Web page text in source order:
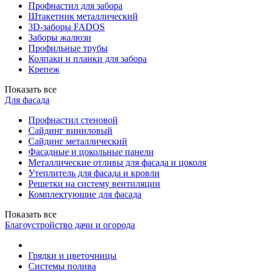
Профнастил для забора
Штакетник металлический
3D-заборы FADOS
Заборы жалюзи
Профильные трубы
Колпаки и планки для забора
Крепеж
Показать все
Для фасада
Профнастил стеновой
Сайдинг виниловый
Сайдинг металлический
Фасадные и цокольные панели
Металлические отливы для фасада и цоколя
Утеплитель для фасада и кровли
Решетки на систему вентиляции
Комплектующие для фасада
Показать все
Благоустройство дачи и огорода
Грядки и цветочницы
Системы полива